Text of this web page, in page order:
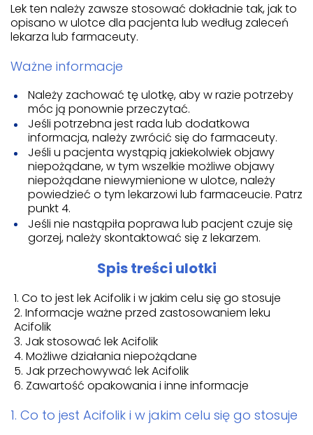
Lek ten należy zawsze stosować dokładnie tak, jak to
opisano w ulotce dla pacjenta lub według zaleceń
lekarza lub farmaceuty.
Ważne informacje
Należy zachować tę ulotkę, aby w razie potrzeby
móc ją ponownie przeczytać.
Jeśli potrzebna jest rada lub dodatkowa
informacja, należy zwrócić się do farmaceuty.
Jeśli u pacjenta wystąpią jakiekolwiek objawy
niepożądane, w tym wszelkie możliwe objawy
niepożądane niewymienione w ulotce, należy
powiedzieć o tym lekarzowi lub farmaceucie. Patrz
punkt 4.
Jeśli nie nastąpiła poprawa lub pacjent czuje się
gorzej, należy skontaktować się z lekarzem.
Spis treści ulotki
Co to jest lek Acifolik i w jakim celu się go stosuje
Informacje ważne przed zastosowaniem leku
Acifolik
Jak stosować lek Acifolik
Możliwe działania niepożądane
Jak przechowywać lek Acifolik
Zawartość opakowania i inne informacje
1. Co to jest Acifolik i w jakim celu się go stosuje